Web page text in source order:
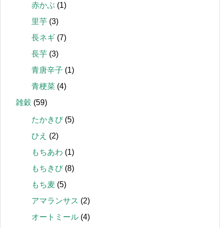
赤かぶ (1)
里芋 (3)
長ネギ (7)
長芋 (3)
青唐辛子 (1)
青梗菜 (4)
雑穀 (59)
たかきび(5)
ひえ (2)
もちあわ (1)
もちきび(8)
もち麦 (5)
アマランサス (2)
オートミール (4)